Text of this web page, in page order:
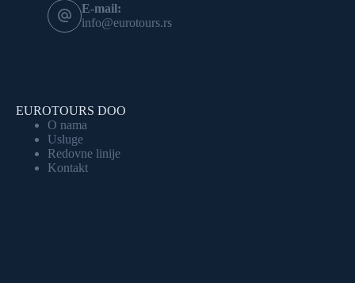
E-mail:
info@eurotours.rs
EUROTOURS DOO
O nama
Usluge
Redovne linije
Kontakt